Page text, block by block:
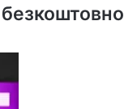
понад
36
безкоштовно